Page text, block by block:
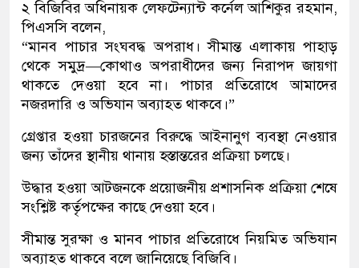
২ বিজিবির অধিনায়ক লেফটেন্যান্ট কর্নেল আশিকুর রহমান,
পিএসসি বলেন,
“মানব পাচার সংঘবদ্ধ অপরাধ। সীমান্ত এলাকায় পাহাড়
থেকে সমুদ্র—কোথাও অপরাধীদের জন্য নিরাপদ জায়গা
থাকতে দেওয়া হবে না। পাচার প্রতিরোধে আমাদের
নজরদারি ও অভিযান অব্যাহত থাকবে।”
গ্রেপ্তার হওয়া চারজনের বিরুদ্ধে আইনানুগ ব্যবস্থা নেওয়ার
জন্য তাঁদের স্থানীয় থানায় হস্তান্তরের প্রক্রিয়া চলছে।
উদ্ধার হওয়া আটজনকে প্রয়োজনীয় প্রশাসনিক প্রক্রিয়া শেষে
সংশ্লিষ্ট কর্তৃপক্ষের কাছে দেওয়া হবে।
সীমান্ত সুরক্ষা ও মানব পাচার প্রতিরোধে নিয়মিত অভিযান
অব্যাহত থাকবে বলে জানিয়েছে বিজিবি।